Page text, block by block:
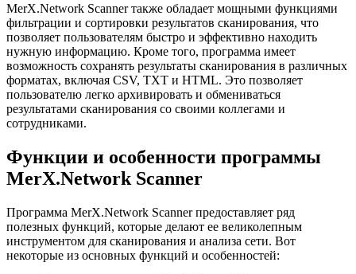
MerX.Network Scanner также обладает мощными функциями
фильтрации и сортировки результатов сканирования, что
позволяет пользователям быстро и эффективно находить
нужную информацию. Кроме того, программа имеет
возможность сохранять результаты сканирования в различных
форматах, включая CSV, TXT и HTML. Это позволяет
пользователю легко архивировать и обмениваться
результатами сканирования со своими коллегами и
сотрудниками.
Функции и особенности программы
MerX.Network Scanner
Программа MerX.Network Scanner предоставляет ряд
полезных функций, которые делают ее великолепным
инструментом для сканирования и анализа сети. Вот
некоторые из основных функций и особенностей: